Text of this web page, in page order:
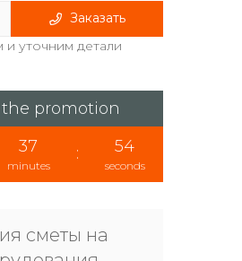
Заказать
уточним детали
promotion
37
minutes
: 53
seconds
сметы на